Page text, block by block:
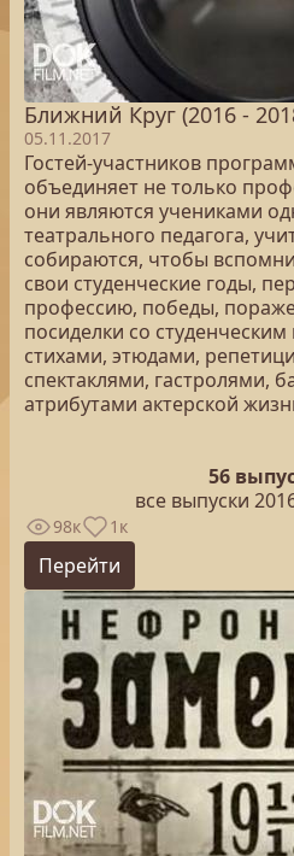
Ближний Круг (2016 -
05.11.2017
Гостей-участников
объединяет не только
они являются учениками
театрального педагога,
собираются, чтобы
свои студенческие годы,
профессию, победы,
посиделки со
стихами, этюдами,
спектаклями, гастролями,
атрибутами актерской
56
все выпуски
98к 1к
Перейти